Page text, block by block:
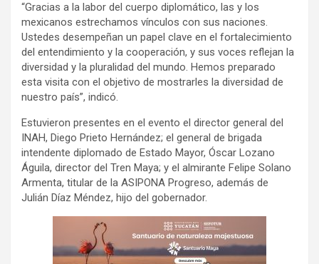
“Gracias a la labor del cuerpo diplomático, las y los
mexicanos estrechamos vínculos con sus naciones.
Ustedes desempeñan un papel clave en el fortalecimiento
del entendimiento y la cooperación, y sus voces reflejan la
diversidad y la pluralidad del mundo. Hemos preparado
esta visita con el objetivo de mostrarles la diversidad de
nuestro país”, indicó.
Estuvieron presentes en el evento el director general del
INAH, Diego Prieto Hernández; el general de brigada
intendente diplomado de Estado Mayor, Óscar Lozano
Águila, director del Tren Maya; y el almirante Felipe Solano
Armenta, titular de la ASIPONA Progreso, además de
Julián Díaz Méndez, hijo del gobernador.